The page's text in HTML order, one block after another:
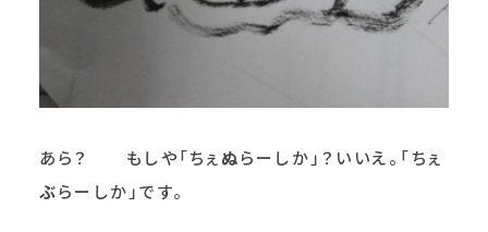
あら？ もしや「ちぇぬらーしか」？いいえ。「ちぇ
ぶらーしか」です。